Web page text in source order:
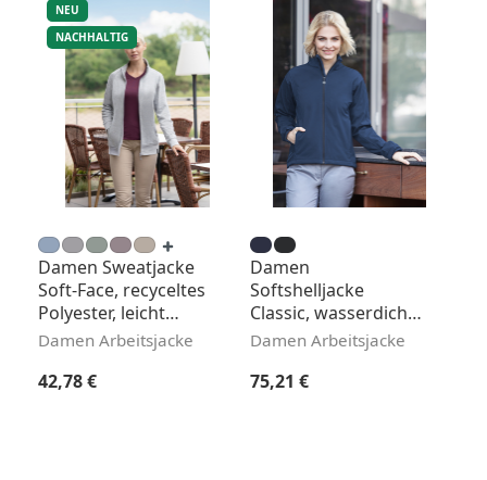
NEU
NACHHALTIG
Damen Sweatjacke
Soft-Face, recyceltes
Polyester, leicht
tailliert
Damen Arbeitsjacke
Regulärer Preis:
42,78 €
Damen
Softshelljacke
Classic, wasserdicht,
leicht tailliert
Damen Arbeitsjacke
Regulärer Preis:
75,21 €